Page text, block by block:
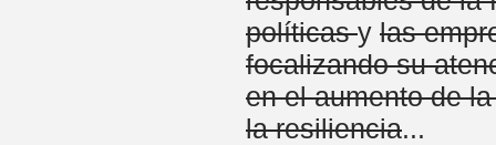
políticasy las
focalizando su
en el aumento de
la resiliencia...